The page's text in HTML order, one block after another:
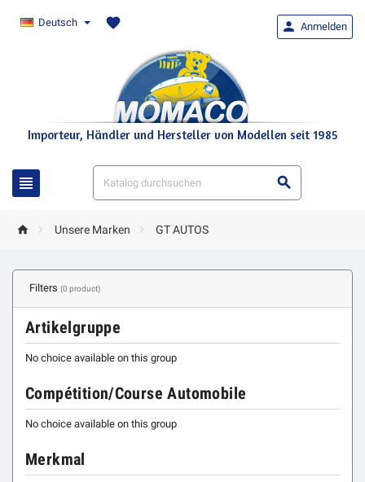
Deutsch favorite
Importeur, Händler und Hersteller von Modellen seit 1985
 
 Anmelden
  Unsere Marken  GT AUTOS
Filters (0 product)
Artikelgruppe
No choice available on this group
Compétition/Course Automobile
No choice available on this group
Merkmal